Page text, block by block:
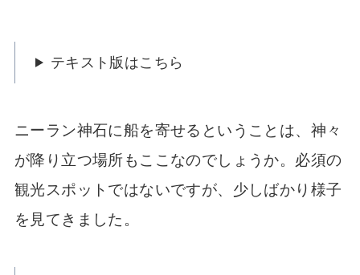
テキスト版はこちら
ニーラン神石に船を寄せるということは、神々
が降り立つ場所もここなのでしょうか。必須の
観光スポットではないですが、少しばかり様子
を見てきました。